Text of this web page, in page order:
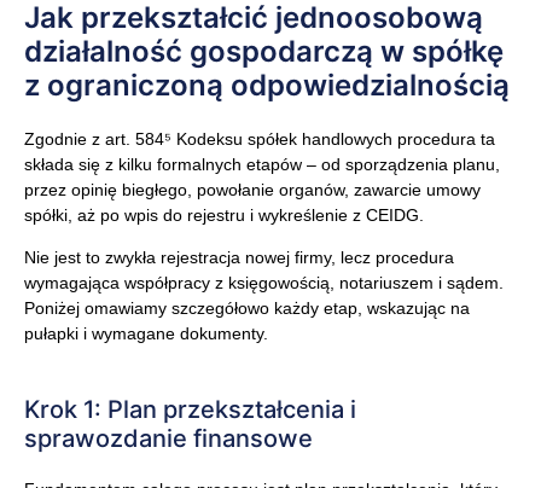
Jak przekształcić jednoosobową
działalność gospodarczą w spółkę
z ograniczoną odpowiedzialnością
Zgodnie z art. 584⁵ Kodeksu spółek handlowych procedura ta
składa się z kilku formalnych etapów – od sporządzenia planu,
przez opinię biegłego, powołanie organów, zawarcie umowy
spółki, aż po wpis do rejestru i wykreślenie z CEIDG.
Nie jest to zwykła rejestracja nowej firmy, lecz procedura
wymagająca współpracy z księgowością, notariuszem i sądem.
Poniżej omawiamy szczegółowo każdy etap, wskazując na
pułapki i wymagane dokumenty.
Krok 1: Plan przekształcenia i
sprawozdanie finansowe